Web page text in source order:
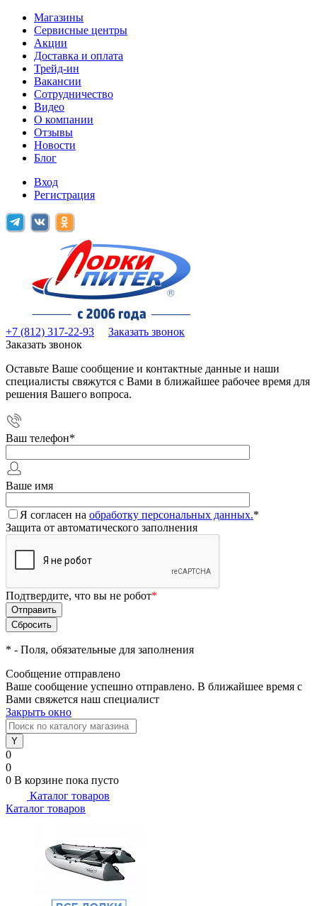
Магазины
Сервисные центры
Акции
Доставка и оплата
Трейд-ин
Вакансии
Сотрудничество
Видео
О компании
Отзывы
Новости
Блог
Вход
Регистрация
+7 (812) 317-22-93
Заказать звонок
Заказать звонок
Оставьте Ваше сообщение и контактные данные и наши
специалисты свяжутся с Вами в ближайшее рабочее время для
решения Вашего вопроса.
Ваш телефон*
Ваше имя
Я согласен на обработку персональных данных.*
Защита от автоматического заполнения
Подтвердите, что вы не робот*
* - Поля, обязательные для заполнения
Сообщение отправлено
Ваше сообщение успешно отправлено. В ближайшее время с
Вами свяжется наш специалист
Закрыть окно
0
0
0 В корзине пока пусто
Каталог товаров
Каталог товаров